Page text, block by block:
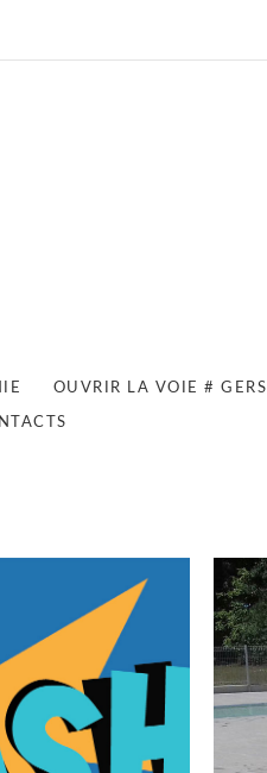
OUVRIR LA VOIE # GERS